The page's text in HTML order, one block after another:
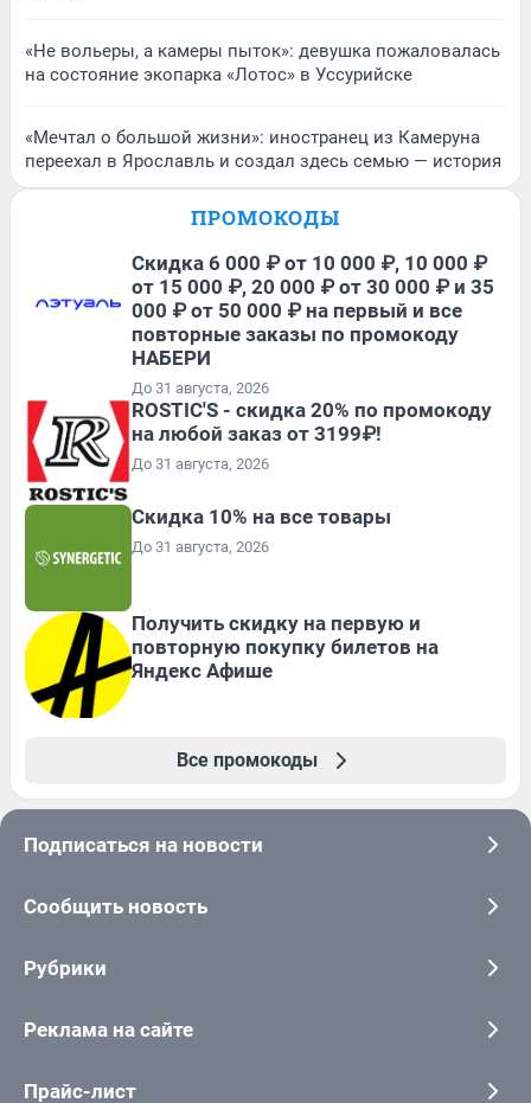
«Не вольеры, а камеры пыток»: девушка пожаловалась
на состояние экопарка «Лотос» в Уссурийске
«Мечтал о большой жизни»: иностранец из Камеруна
переехал в Ярославль и создал здесь семью — история
ПРОМОКОДЫ
Скидка 6 000 ₽ от 10 000 ₽, 10 000 ₽
от 15 000 ₽, 20 000 ₽ от 30 000 ₽ и 35
000 ₽ от 50 000 ₽ на первый и все
повторные заказы по промокоду
НАБЕРИ
До 31 августа, 2026
ROSTIC'S - скидка 20% по промокоду
на любой заказ от 3199₽!
До 31 августа, 2026
Скидка 10% на все товары
До 31 августа, 2026
Получить скидку на первую и
повторную покупку билетов на
Яндекс Афише
Все промокоды
Подписаться на новости
Сообщить новость
Рубрики
Реклама на сайте
Прайс-лист